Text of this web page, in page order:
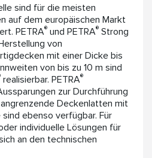
sind für die meisten
auf dem europäischen Markt
PETRA® und PETRA® Strong
von
mit einer Dicke bis
von bis zu 10 m sind
realisierbar. PETRA®
zur Durchführung
Deckenlatten mit
ebenso verfügbar. Für
individuelle Lösungen für
an den technischen